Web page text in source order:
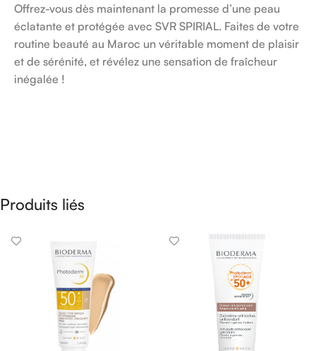
Offrez-vous dès maintenant la promesse d’une peau
éclatante et protégée avec SVR SPIRIAL. Faites de votre
routine beauté au Maroc un véritable moment de plaisir
et de sérénité, et révélez une sensation de fraîcheur
inégalée !
Produits liés